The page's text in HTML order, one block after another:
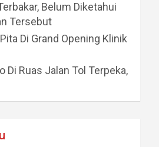
Belum Diketahui
Tersebut
Di Grand Opening Klinik
Di Ruas Jalan Tol Terpeka,